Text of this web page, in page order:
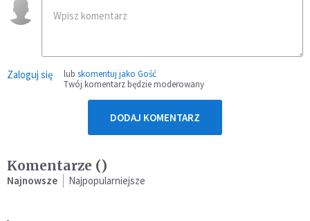
Zaloguj się lub skomentuj jako Gość
Twój komentarz będzie moderowany
DODAJ KOMENTARZ
Komentarze ()
Najnowsze Najpopularniejsze